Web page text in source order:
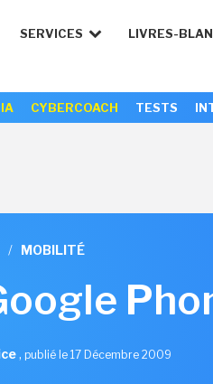
SERVICES LIVRES-
CYBERCOACH TESTS
/ MOBILITÉ
, publié le 17 Décembre 2009